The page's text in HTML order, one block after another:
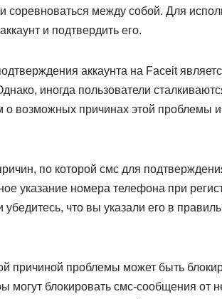
соревноваться между собой. Для
и подтвердить его.
аккаунта на Faceit
иногда пользователи
о возможных причинах этой проблемы
по которой смс для
указание номера телефона при
убедитесь, что вы указали его в
причиной проблемы может быть
могут блокировать смс-сообщения от